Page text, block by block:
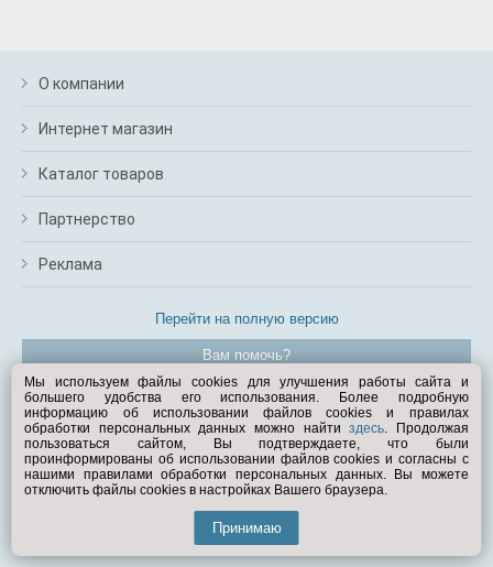
О компании
Интернет магазин
Каталог товаров
Партнерство
Реклама
Перейти на полную версию
Вам помочь?
© Exist.ru 1998—2026
Мы используем файлы cookies для улучшения работы сайта и
большего удобства его использования. Более подробную
информацию об использовании файлов cookies и правилах
обработки персональных данных можно найтиздесь. Продолжая
пользоваться сайтом, Вы подтверждаете, что были
проинформированы об использовании файлов cookies и согласны с
нашими правилами обработки персональных данных. Вы можете
отключить файлы cookies в настройках Вашего браузера.
Принимаю